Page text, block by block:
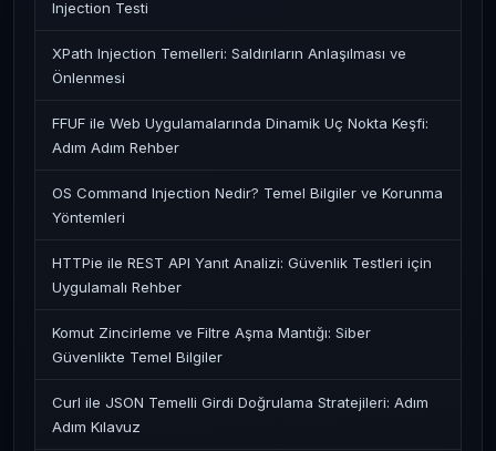
Injection Testi
XPath Injection Temelleri: Saldırıların Anlaşılması ve
Önlenmesi
FFUF ile Web Uygulamalarında Dinamik Uç Nokta Keşfi:
Adım Adım Rehber
OS Command Injection Nedir? Temel Bilgiler ve Korunma
Yöntemleri
HTTPie ile REST API Yanıt Analizi: Güvenlik Testleri için
Uygulamalı Rehber
Komut Zincirleme ve Filtre Aşma Mantığı: Siber
Güvenlikte Temel Bilgiler
Curl ile JSON Temelli Girdi Doğrulama Stratejileri: Adım
Adım Kılavuz